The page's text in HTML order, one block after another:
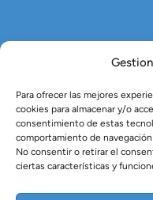
Para ofrecer las mejores
cookies para almacenar y/o
consentimiento de estas
comportamiento de
No consentir o retirar el
ciertas características y